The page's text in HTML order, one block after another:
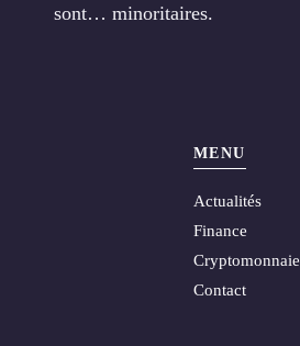
sont… minoritaires.
MENU
Actualités
Finance
Cryptomonnaie
Contact